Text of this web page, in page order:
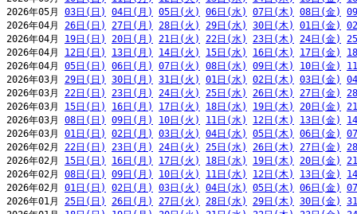
2026年05月 03日(日) 04日(月) 05日(火) 06日(水) 07日(木) 08日(金)
2026年04月 26日(日) 27日(月) 28日(火) 29日(水) 30日(木) 01日(金)
2026年04月 19日(日) 20日(月) 21日(火) 22日(水) 23日(木) 24日(金)
2026年04月 12日(日) 13日(月) 14日(火) 15日(水) 16日(木) 17日(金)
2026年04月 05日(日) 06日(月) 07日(火) 08日(水) 09日(木) 10日(金)
2026年03月 29日(日) 30日(月) 31日(火) 01日(水) 02日(木) 03日(金)
2026年03月 22日(日) 23日(月) 24日(火) 25日(水) 26日(木) 27日(金)
2026年03月 15日(日) 16日(月) 17日(火) 18日(水) 19日(木) 20日(金)
2026年03月 08日(日) 09日(月) 10日(火) 11日(水) 12日(木) 13日(金)
2026年03月 01日(日) 02日(月) 03日(火) 04日(水) 05日(木) 06日(金)
2026年02月 22日(日) 23日(月) 24日(火) 25日(水) 26日(木) 27日(金)
2026年02月 15日(日) 16日(月) 17日(火) 18日(水) 19日(木) 20日(金)
2026年02月 08日(日) 09日(月) 10日(火) 11日(水) 12日(木) 13日(金)
2026年02月 01日(日) 02日(月) 03日(火) 04日(水) 05日(木) 06日(金)
2026年01月 25日(日) 26日(月) 27日(火) 28日(水) 29日(木) 30日(金)